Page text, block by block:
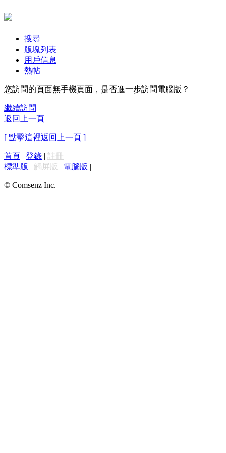
搜尋
版塊列表
用戶信息
熱帖
您訪問的頁面無手機頁面，是否進一步訪問電腦版？
繼續訪問
返回上一頁
[ 點擊這裡返回上一頁 ]
首頁 | 登錄 | 註冊
標準版 | 觸屏版 | 電腦版 |
© Comsenz Inc.